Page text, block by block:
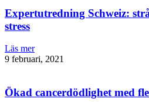
Expertutredning Schweiz:
stress
Läs mer
9 februari, 2021
Ökad cancerdödlighet med